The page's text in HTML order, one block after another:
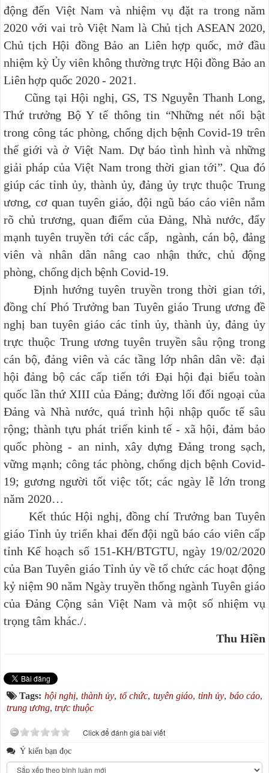
động đến Việt Nam và nhiệm vụ đặt ra trong năm
2020 với vai trò Việt Nam là Chủ tịch ASEAN 2020,
Chủ tịch Hội đồng Bảo an Liên hợp quốc, mở đầu
nhiệm kỳ Ủy viên không thường trực Hội đồng Bảo an
Liên hợp quốc 2020 - 2021.
Cũng tại Hội nghị, GS, TS Nguyễn Thanh Long,
Thứ trưởng Bộ Y tế thông tin “Những nét nổi bật
trong công tác phòng, chống dịch bệnh Covid-19 trên
thế giới và ở Việt Nam. Dự báo tình hình và những
giải pháp của Việt Nam trong thời gian tới”. Qua đó
giúp các tỉnh ủy, thành ủy, đảng ủy trực thuộc Trung
ương, cơ quan tuyên giáo, đội ngũ báo cáo viên nắm
rõ chủ trương, quan điểm của Đảng, Nhà nước, đẩy
mạnh tuyên truyền tới các cấp, ngành, cán bộ, đảng
viên và nhân dân nâng cao nhận thức, chủ động
phòng, chống dịch bệnh Covid-19.
Định hướng tuyên truyền trong thời gian tới,
đồng chí Phó Trưởng ban Tuyên giáo Trung ương đề
nghị ban tuyên giáo các tỉnh ủy, thành ủy, đảng ủy
trực thuộc Trung ương tuyên truyền sâu rộng trong
cán bộ, đảng viên và các tầng lớp nhân dân về: đại
hội đảng bộ các cấp tiến tới Đại hội đại biểu toàn
quốc lần thứ XIII của Đảng; đường lối đối ngoại của
Đảng và Nhà nước, quá trình hội nhập quốc tế sâu
rộng; thành tựu phát triển kinh tế - xã hội, đảm bảo
quốc phòng - an ninh, xây dựng Đảng trong sạch,
vững mạnh; công tác phòng, chống dịch bệnh Covid-
19; gương người tốt việc tốt; các ngày lễ lớn trong
năm 2020…
Kết thúc Hội nghị, đồng chí Trưởng ban Tuyên
giáo Tỉnh ủy triển khai đến đội ngũ báo cáo viên cấp
tỉnh Kế hoạch số 151-KH/BTGTU, ngày 19/02/2020
của Ban Tuyên giáo Tỉnh ủy về tổ chức các hoạt động
kỷ niệm 90 năm Ngày truyền thống ngành Tuyên giáo
của Đảng Cộng sản Việt Nam và một số nhiệm vụ
trọng tâm khác./.
Thu Hiền
Tags: hội nghị, thành ủy, tổ chức, tuyên giáo, tỉnh ủy, báo cáo,
trung ương, trực thuộc
Click để đánh giá bài viết
Ý kiến bạn đọc